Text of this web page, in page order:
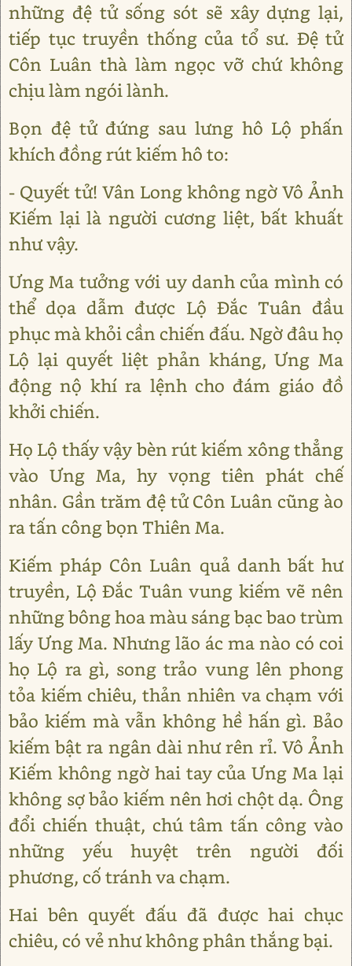
những đệ tử sống sót sẽ xây dựng lại,
tiếp tục truyền thống của tổ sư. Đệ tử
Côn Luân thà làm ngọc vỡ chứ không
chịu làm ngói lành.
Bọn đệ tử đứng sau lưng hô Lộ phấn
khích đồng rút kiếm hô to:
- Quyết tử! Vân Long không ngờ Vô Ảnh
Kiếm lại là người cương liệt, bất khuất
như vậy.
Ưng Ma tưởng với uy danh của mình có
thể dọa dẫm được Lộ Đắc Tuân đầu
phục mà khỏi cần chiến đấu. Ngờ đâu họ
Lộ lại quyết liệt phản kháng, Ưng Ma
động nộ khí ra lệnh cho đám giáo đồ
khởi chiến.
Họ Lộ thấy vậy bèn rút kiếm xông thẳng
vào Ưng Ma, hy vọng tiên phát chế
nhân. Gần trăm đệ tử Côn Luân cũng ào
ra tấn công bọn Thiên Ma.
Kiếm pháp Côn Luân quả danh bất hư
truyền, Lộ Đắc Tuân vung kiếm vẽ nên
những bông hoa màu sáng bạc bao trùm
lấy Ưng Ma. Nhưng lão ác ma nào có coi
họ Lộ ra gì, song trảo vung lên phong
tỏa kiếm chiêu, thản nhiên va chạm với
bảo kiếm mà vẫn không hề hấn gì. Bảo
kiếm bật ra ngân dài như rên rỉ. Vô Ảnh
Kiếm không ngờ hai tay của Ưng Ma lại
không sợ bảo kiếm nên hơi chột dạ. Ông
đổi chiến thuật, chú tâm tấn công vào
những yếu huyệt trên người đối
phương, cố tránh va chạm.
Hai bên quyết đấu đã được hai chục
chiêu, có vẻ như không phân thắng bại.